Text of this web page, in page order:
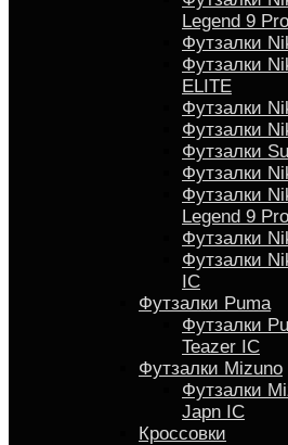
Legend 9 Pro
Футзалки
Футзалки
ELITE
Футзалки
Футзалки
Футзалки
Футзалки
Футзалки
Legend 9
Футзалки
Футзалки
IC
Футзалки Puma
Футзалки
Teazer IC
Футзалки Mizuno
Футзалки
Japn IC
Кроссовки